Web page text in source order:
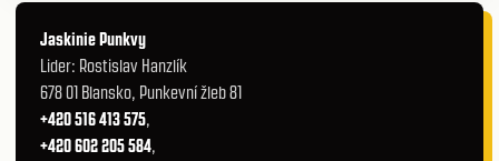
Jaskinie Punkvy
Lider: Rostislav Hanzlík
678 01 Blansko, Punkevní žleb 81
+420 516 413 575,
+420 602 205 584,